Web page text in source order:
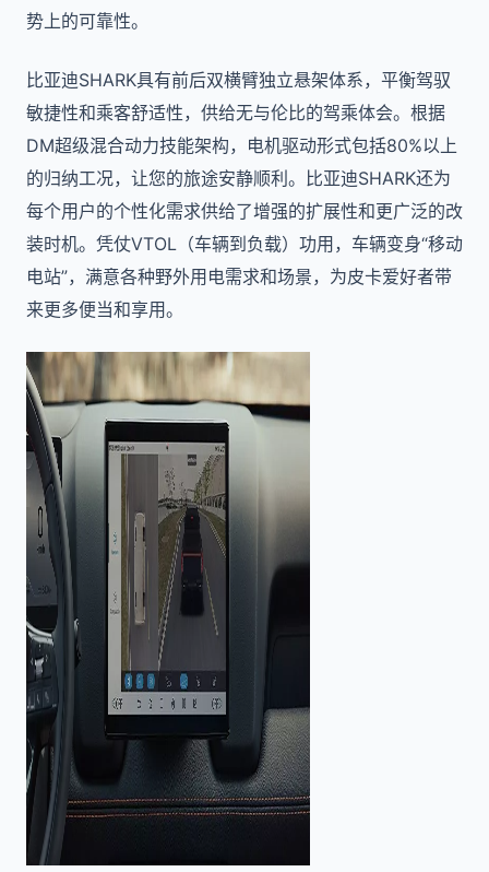
势上的可靠性。
比亚迪SHARK具有前后双横臂独立悬架体系，平衡驾驭
敏捷性和乘客舒适性，供给无与伦比的驾乘体会。根据
DM超级混合动力技能架构，电机驱动形式包括80%以上
的归纳工况，让您的旅途安静顺利。
比亚迪SHARK还为
每个用户的个性化需求供给了增强的扩展性和更广泛的改
装时机。凭仗VTOL（车辆到负载）功用，车辆变身“移动
电站”，满意各种野外用电需求和场景，为皮卡爱好者带
来更多便当和享用。